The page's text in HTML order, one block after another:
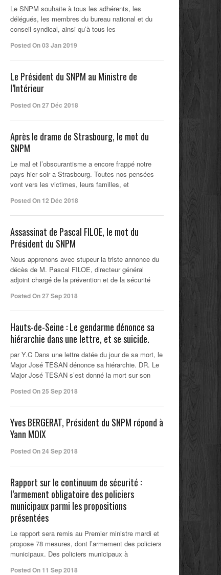
Le SNPM souhaite à tous les adhérents, les
délégués, les membres du bureau national et du
conseil syndical, ainsi qu’à tous les
Posted On 03 Jan 2019
Le Président du SNPM au Ministre de
l’Intérieur
Posted On 27 Déc 2018
Après le drame de Strasbourg, le mot du
SNPM
Le mal et l’obscurantisme a encore frappé notre
pays hier soir a Strasbourg. Toutes nos pensées
vont vers les victimes, leurs familles, et
Posted On 12 Déc 2018
Assassinat de Pascal FILOE, le mot du
Président du SNPM
Nous apprenons avec stupeur la triste annonce du
décès de M. Pascal FILOE, directeur général
adjoint chargé de la prévention et de la sécurité
Posted On 27 Sep 2018
Hauts-de-Seine : Le gendarme dénonce sa
hiérarchie dans une lettre, et se suicide.
par Y.C Dans une lettre datée du jour de sa mort, le
Major José TESAN dénonce sa hiérarchie. DR. Le
Major José TESAN s’est donné la mort sur son
Posted On 25 Sep 2018
Yves BERGERAT, Président du SNPM répond à
Yann MOIX
Posted On 24 Sep 2018
Rapport sur le continuum de sécurité :
l’armement obligatoire des policiers
municipaux parmi les propositions
présentées
Le rapport sera remis au Premier ministre mardi et
propose 78 mesures, dont l’armement des policiers
municipaux. Des policiers municipaux à
Posted On 11 Sep 2018